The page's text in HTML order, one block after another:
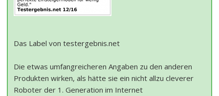
Das Label von testergebnis.net
Die etwas umfangreicheren Angaben zu den anderen
Produkten wirken, als hätte sie ein nicht allzu cleverer
Roboter der 1. Generation im Internet